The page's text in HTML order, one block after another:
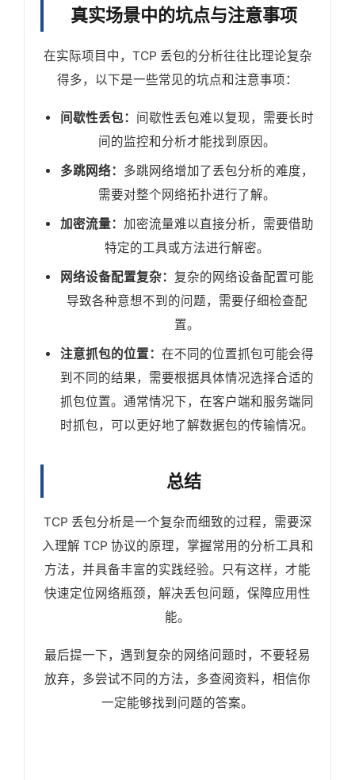
真实场景中的坑点与注意事项
在实际项目中，TCP 丢包的分析往往比理论复杂
得多，以下是一些常见的坑点和注意事项：
间歇性丢包： 间歇性丢包难以复现，需要长时
间的监控和分析才能找到原因。
多跳网络： 多跳网络增加了丢包分析的难度，
需要对整个网络拓扑进行了解。
加密流量： 加密流量难以直接分析，需要借助
特定的工具或方法进行解密。
网络设备配置复杂： 复杂的网络设备配置可能
导致各种意想不到的问题，需要仔细检查配
置。
注意抓包的位置： 在不同的位置抓包可能会得
到不同的结果，需要根据具体情况选择合适的
抓包位置。通常情况下，在客户端和服务端同
时抓包，可以更好地了解数据包的传输情况。
总结
TCP 丢包分析是一个复杂而细致的过程，需要深
入理解 TCP 协议的原理，掌握常用的分析工具和
方法，并具备丰富的实践经验。只有这样，才能
快速定位网络瓶颈，解决丢包问题，保障应用性
能。
最后提一下，遇到复杂的网络问题时，不要轻易
放弃，多尝试不同的方法，多查阅资料，相信你
一定能够找到问题的答案。